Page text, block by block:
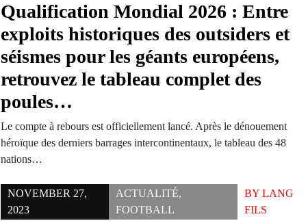
Qualification Mondial 2026 : Entre
exploits historiques des outsiders et
séismes pour les géants européens,
retrouvez le tableau complet des
poules…
Le compte à rebours est officiellement lancé. Après le dénouement
héroïque des derniers barrages intercontinentaux, le tableau des 48
nations…
NOVEMBER 27,
2023
ACTUALITÉ,
FOOTBALL
BYLANG
FILS